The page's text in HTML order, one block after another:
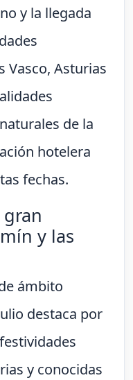
y la llegada
Vasco, Asturias
de la
hotelera
fechas.
gran
y las
ámbito
destaca por
y conocidas